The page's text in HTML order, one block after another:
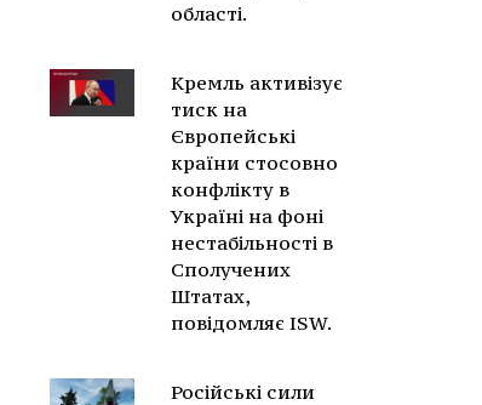
області.
Кремль активізує
тиск на
Європейські
країни стосовно
конфлікту в
Україні на фоні
нестабільності в
Сполучених
Штатах,
повідомляє ISW.
Російські сили